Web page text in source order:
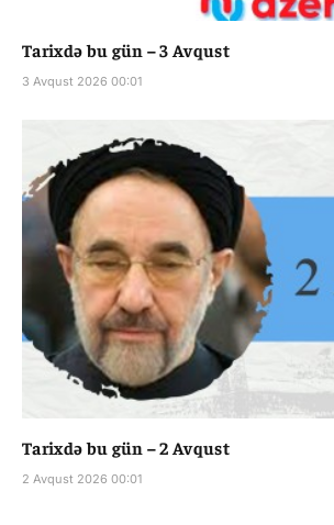
Tarixdə bu gün – 3 Avqust
3 Avqust 2026 00:01
Tarixdə bu gün – 2 Avqust
2 Avqust 2026 00:01